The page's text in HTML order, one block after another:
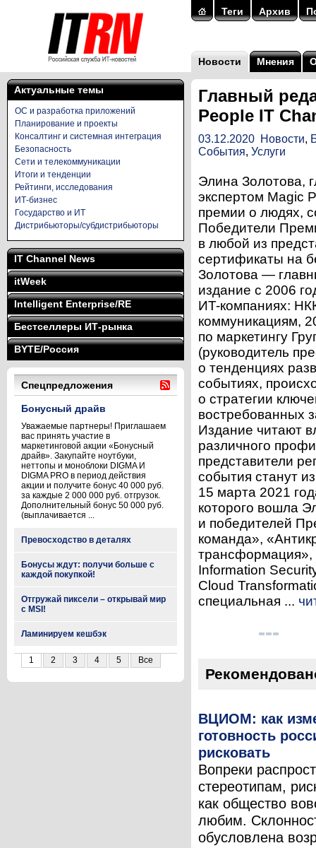
Теги Архив
Новости Мнения
Актуальные темы
ОС и разработка приложений
Планирование и проекты
Консалтинг и системная интеграция
Безопасность
Сети и телекоммуникации
Итоги и тенденции
Рейтинги, исследования
ИТ-бизнес
Государство и ИТ
Дистрибьюторы/субдистрибьюторы
IT Channel News
itWeek
Intelligent Enterprise/RE
Бестселлеры ИТ-рынка
BYTE/Россия
Спецпредложения
Бонусный драйв
Уважаемые партнеры! Приглашаем
вас принять участие в
маркетинговой акции «Бонусный
драйв». Закупайте ноутбуки,
неттопы и моноблоки DIGMA И
DIGMA PRO в период действия
акции и получите бонус 40 000 руб.
за каждые 2 000 000 руб. отгрузок.
Дополнительный бонус 50 000 руб.
(выплачивается ...
Превосходство в деталях
Бонусы ждут: получи больше с
каждой покупкой!
Отгружай пиксели – открывай мир
с MSI!
Ламинируем кешбэк
1 2 3 4 5 Все
Главный
People IT
03.12.2020 Новости,
События, Услуги
Элина Золотова,
экспертом Magic
премии о людях,
Победители
в любой из
сертификаты на
Золотова —
издание с 2006
ИT-компаниях:
коммуникациям,
по маркетингу
(руководитель
о тенденциях
событиях,
о стратегии
востребованных
Издание читают
различного
представители
события станут
15 марта 2021
которого вошла
и победителей
команда»,
трансформация»,
Information
Cloud
специальная ...
ВЦИОМ: как
готовность
рисковать
Вопреки
стереотипам,
как общество
любим.
обусловлена